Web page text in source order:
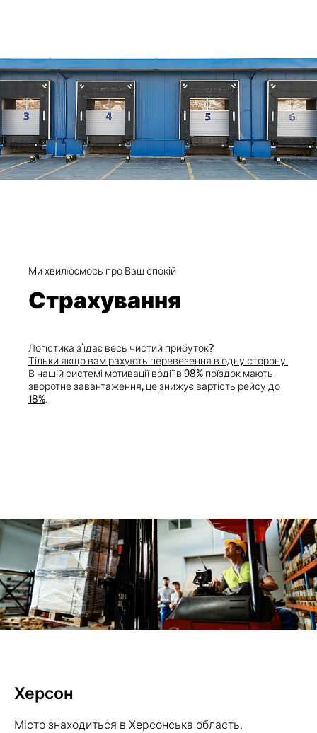
Ми хвилюємось про Ваш спокій
Страхування
Логістика з`їдає весь чистий прибуток?
Тільки якщо вам рахують перевезення в одну сторону.
В нашій системі мотивації водії в 98% поїздок мають
зворотне завантаження, цезнижує вартість рейсу до
18%
Херсон
Місто знаходиться в Херсонська область.